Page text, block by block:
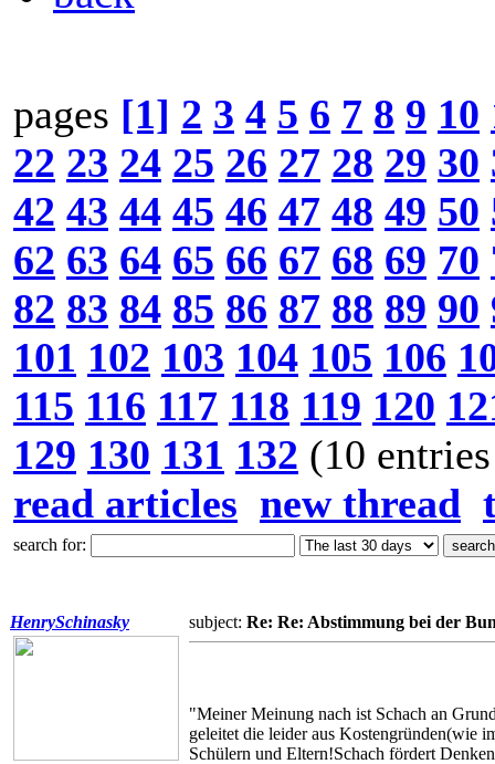
pages [1] 2 3 4 5 6 7 8 9 10
22 23 24 25 26 27 28 29 30
42 43 44 45 46 47 48 49 50
62 63 64 65 66 67 68 69 70
82 83 84 85 86 87 88 89 90
101 102 103 104 105 106
115 116 117 118 119 120
129 130 131 132 (10
read articles new thread
search for:
HenrySchinasky subject: Re: Re: Abstimmung bei der
"Meiner Meinung nach ist Schach an
geleitet die leider aus Kostengründen(wie
Schülern und Eltern!Schach fördert